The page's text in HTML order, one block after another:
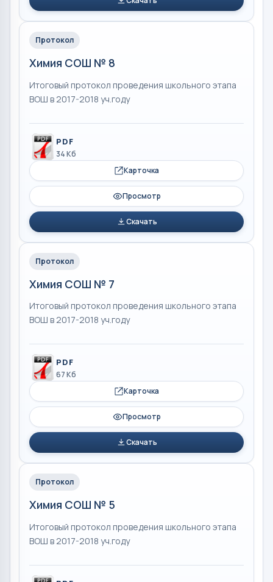
Протокол
Химия СОШ № 8
Итоговый протокол проведения школьного этапа
ВОШ в 2017-2018 уч.году
PDF
34 Кб
Карточка
Просмотр
Скачать
Протокол
Химия СОШ № 7
Итоговый протокол проведения школьного этапа
ВОШ в 2017-2018 уч.году
PDF
67 Кб
Карточка
Просмотр
Скачать
Протокол
Химия СОШ № 5
Итоговый протокол проведения школьного этапа
ВОШ в 2017-2018 уч.году